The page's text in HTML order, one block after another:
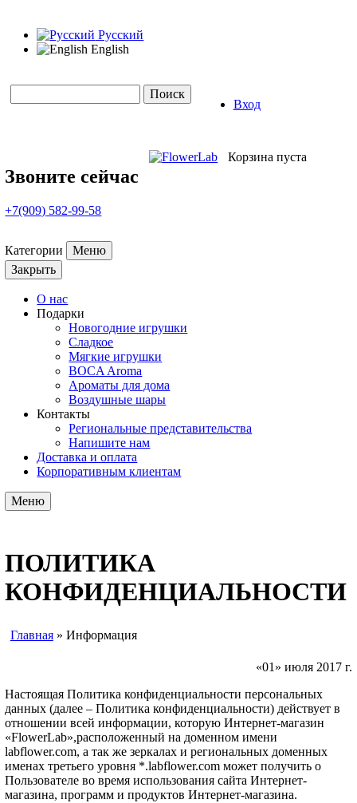
Русский
English
Вход
Звоните сейчас
+7(909) 582-99-58
Корзина пуста
Категории
Меню
Закрыть
О нас
Подарки
Новогодние игрушки
Сладкое
Мягкие игрушки
BOCA Aroma
Ароматы для дома
Воздушные шары
Контакты
Региональные представительства
Напишите нам
Доставка и оплата
Корпоративным клиентам
Меню
ПОЛИТИКА
КОНФИДЕНЦИАЛЬНОСТИ
Главная » Информация
«01» июля 2017 г.
Настоящая Политика конфиденциальности персональных
данных (далее – Политика конфиденциальности) действует в
отношении всей информации, которую Интернет-магазин
«FlowerLab»,расположенный на доменном имени
labflower.com, а так же зеркалах и региональных доменных
именах третьего уровня *.labflower.com может получить о
Пользователе во время использования сайта Интернет-
магазина, программ и продуктов Интернет-магазина.